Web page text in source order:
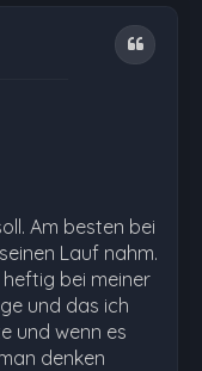
Zitat
Am besten bei
Lauf nahm.
bei meiner
und das ich
und wenn es
denken